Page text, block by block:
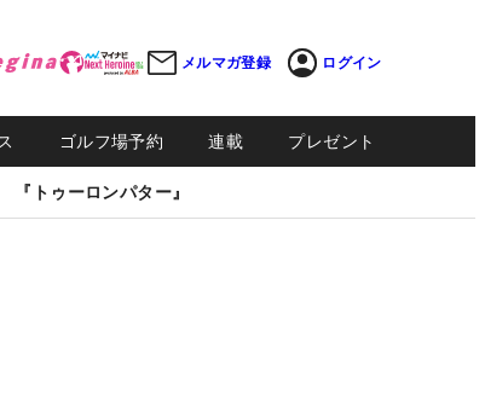
メルマガ登録 ログイン
ゴルフ場予約 連載 プレゼント
トゥーロンパター』